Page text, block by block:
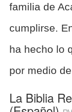
familia de
cumplirse.
ha hecho lo
por medio
La Biblia